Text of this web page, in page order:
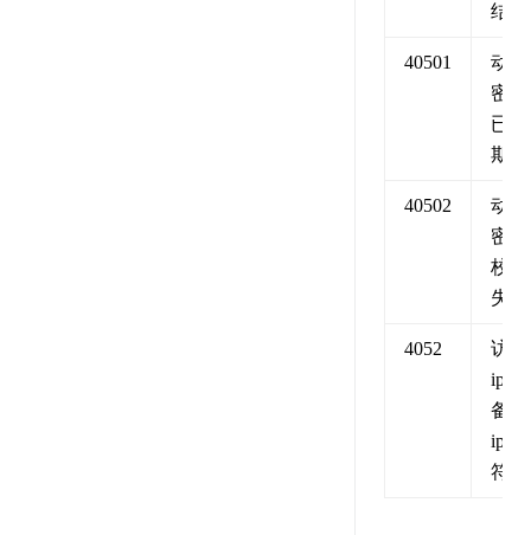
结
40501
动态
密码
已过
期
40502
动态
密码
校验
失败
4052
访问
ip 与
备案
ip 不
符